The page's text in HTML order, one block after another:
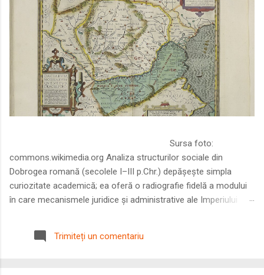
Sursa foto:
commons.wikimedia.org Analiza structurilor sociale din
Dobrogea romană (secolele I–III p.Chr.) depășește simpla
curiozitate academică; ea oferă o radiografie fidelă a modului
în care mecanismele juridice și administrative ale Imperiului
Într-o epocă în care prosperitatea excepțională a lumii romane
era susținută de o mobilitate socială dinamică și de o libertate
Trimiteți un comentariu